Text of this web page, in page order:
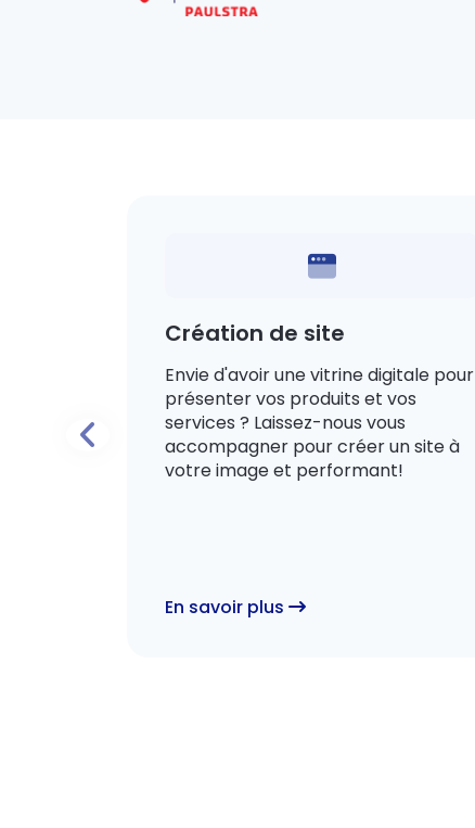
Création de site
Envie d'avoir une vitrine digitale pour
présenter vos produits et vos
services ? Laissez-nous vous
accompagner pour créer un site à
votre image et performant!
En savoir plus